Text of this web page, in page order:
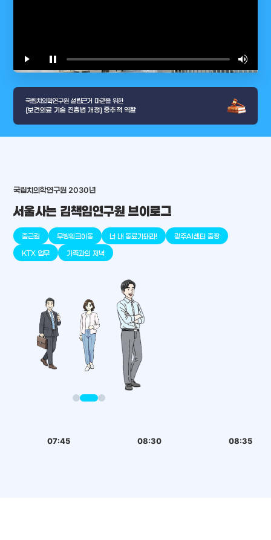
arrow_selector_tool
place
천안
place
세종
place
판교
place
오송
place
대덕
place
원주
play_arrow pause volume_up
국립치의학연구원 설립근거 마련을 위한
[보건의료 기술 진흥법 개정] 중추적 역할
국립치의학연구원 2030년
서울사는 김책임연구원 브이로그
출근길 무빙워크이동 너 내 동료가돼라! 광주AI센터 출장
KTX 업무 가족과의 저녁
07:45 08:30 08:35